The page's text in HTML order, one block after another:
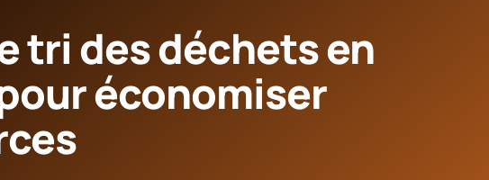
tri des déchets en
économiser